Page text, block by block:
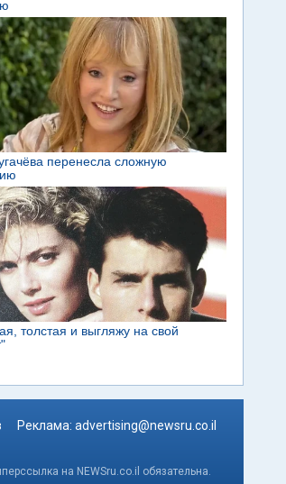
Реклама: advertising@newsru.co.il
на NEWSru.co.il обязательна.